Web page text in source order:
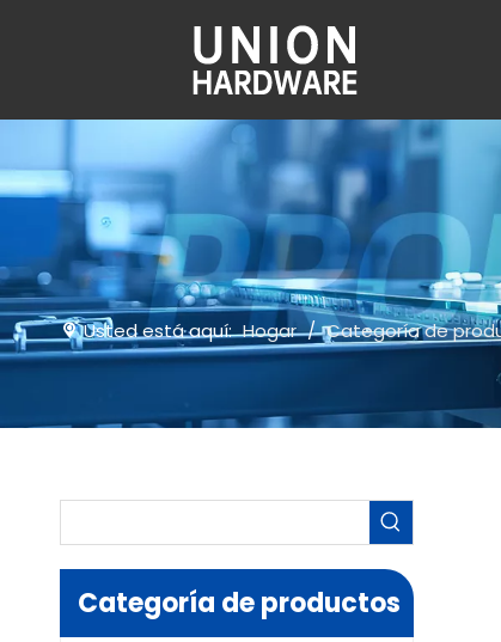
Usted está aquí: Hogar / Categoría de
Categoría de productos